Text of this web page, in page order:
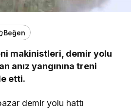
Beğen
makinistleri, demir yolu
anız yangınına treni
etti.
demir yolu hattı